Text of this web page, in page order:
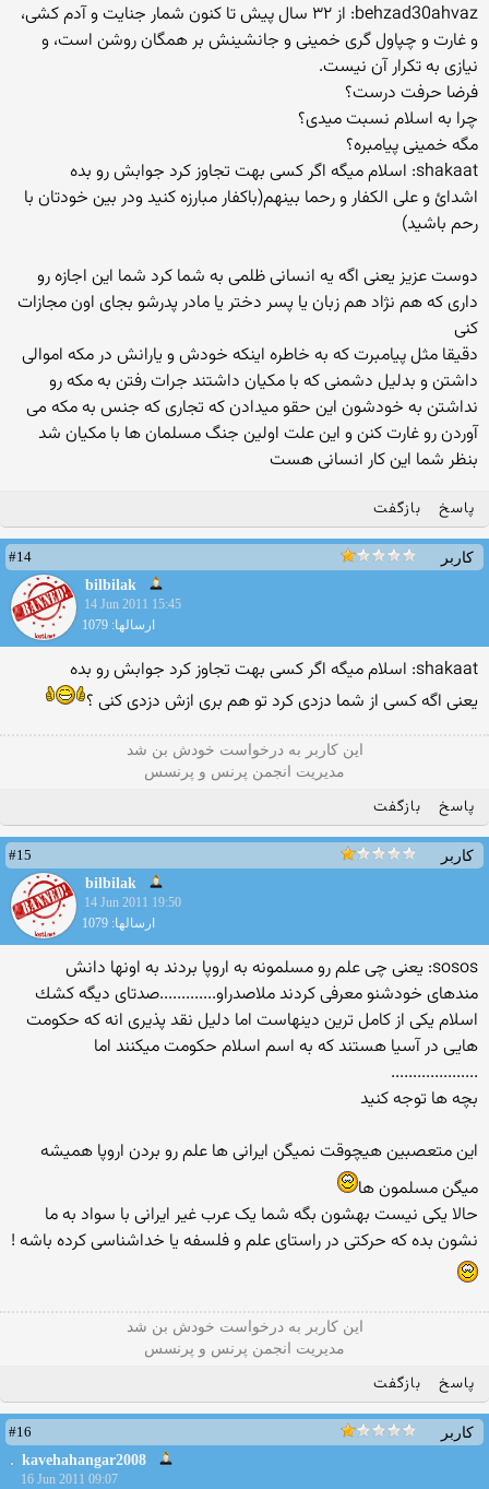
behzad30ahvaz: از ۳۲ سال پیش تا کنون شمار جنایت و آدم کشی،
و غارت و چپاول گری خمینی و جانشینش بر همگان روشن است، و
نیازی به تکرار آن نیست.
فرضا حرفت درست؟
چرا به اسلام نسبت میدی؟
مگه خمینی پیامبره؟
shakaat: اسلام میگه اگر كسی بهت تجاوز كرد جوابش رو بده
اشدائ و علی الكفار و رحما بینهم(باكفار مبارزه كنید ودر بین خودتان با
رحم باشید)
دوست عزیز یعنی اگه یه انسانی ظلمی به شما كرد شما این اجازه رو
داری كه هم نژاد هم زبان یا پسر دختر یا مادر پدرشو بجای اون مجازات
كنی
دقیقا مثل پیامبرت كه به خاطره اینكه خودش و یارانش در مكه اموالی
داشتن و بدلیل دشمنی كه با مكیان داشتند جرات رفتن به مكه رو
نداشتن به خودشون این حقو میدادن كه تجاری كه جنس به مكه می
آوردن رو غارت كنن و این علت اولین جنگ مسلمان ها با مكیان شد
بنظر شما این كار انسانی هست
پاسخ بازگفت
کاربر
#14
bilbilak
14 Jun 2011 15:45
ارسالها: 1079
shakaat: اسلام میگه اگر كسی بهت تجاوز كرد جوابش رو بده
یعنی اگه کسی از شما دزدی کرد تو هم بری ازش دزدی کنی ؟
این كاربر به درخواست خودش بن شد
مدیریت انجمن پرنس و پرنسس
پاسخ بازگفت
کاربر
#15
bilbilak
14 Jun 2011 19:50
ارسالها: 1079
sosos: یعنی چی علم رو مسلمونه به اروپا بردند به اونها دانش
مندهای خودشنو معرفی كردند ملاصدراو.............صدتای دیگه كشك
اسلام یكی از كامل ترین دینهاست اما دلیل نقد پذیری انه كه حكومت
هایی در آسیا هستند كه به اسم اسلام حكومت میكنند اما
....................
بچه ها توجه کنید
این متعصبین هیچوقت نمیگن ایرانی ها علم رو بردن اروپا همیشه
میگن مسلمون ها
حالا یکی نیست بهشون بگه شما یک عرب غیر ایرانی با سواد به ما
نشون بده که حرکتی در راستای علم و فلسفه یا خداشناسی کرده باشه !
این كاربر به درخواست خودش بن شد
مدیریت انجمن پرنس و پرنسس
پاسخ بازگفت
کاربر
#16
kavehahangar2008
16 Jun 2011 09:07